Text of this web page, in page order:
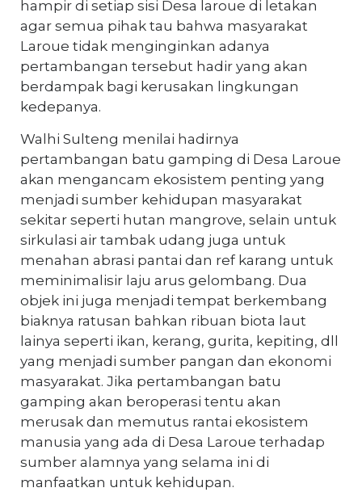
hampir di setiap sisi Desa laroue di letakan
agar semua pihak tau bahwa masyarakat
Laroue tidak menginginkan adanya
pertambangan tersebut hadir yang akan
berdampak bagi kerusakan lingkungan
kedepanya.
Walhi Sulteng menilai hadirnya
pertambangan batu gamping di Desa Laroue
akan mengancam ekosistem penting yang
menjadi sumber kehidupan masyarakat
sekitar seperti hutan mangrove, selain untuk
sirkulasi air tambak udang juga untuk
menahan abrasi pantai dan ref karang untuk
meminimalisir laju arus gelombang. Dua
objek ini juga menjadi tempat berkembang
biaknya ratusan bahkan ribuan biota laut
lainya seperti ikan, kerang, gurita, kepiting, dll
yang menjadi sumber pangan dan ekonomi
masyarakat. Jika pertambangan batu
gamping akan beroperasi tentu akan
merusak dan memutus rantai ekosistem
manusia yang ada di Desa Laroue terhadap
sumber alamnya yang selama ini di
manfaatkan untuk kehidupan.